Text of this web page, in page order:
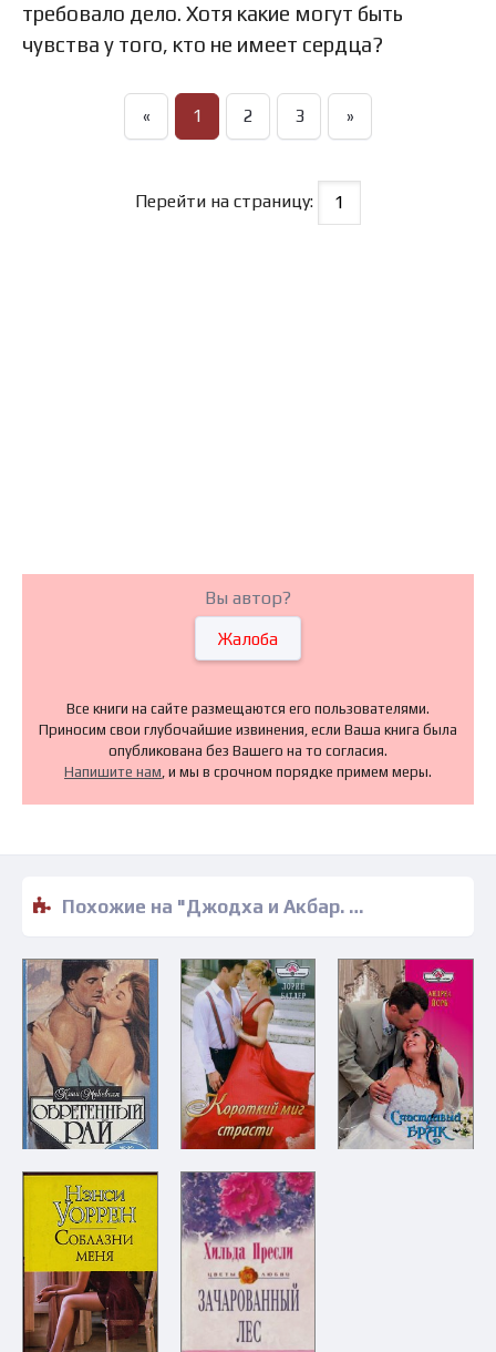
требовало дело. Хотя какие могут быть
чувства у того, кто не имеет сердца?
« 1 2 3 »
Перейти на страницу:
Вы автор?
Жалоба
Все книги на сайте размещаются его пользователями.
Приносим свои глубочайшие извинения, если Ваша книга была
опубликована без Вашего на то согласия.
Напишите нам, и мы в срочном порядке примем меры.
Похожие на "Джодха и Акбар. История великой любви - Наталья Павлищева" книги читать бесплатно полные версии